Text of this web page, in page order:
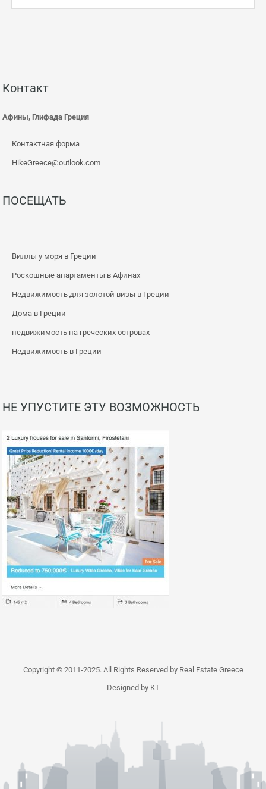
Контакт
Афины, Глифада Греция
Контактная форма
HikeGreece@outlook.com
ПОСЕЩАТЬ
Виллы у моря в Греции
Роскошные апартаменты в Афинах
Недвижимость для золотой визы в Греции
Дома в Греции
недвижимость на греческих островах
Недвижимость в Греции
НЕ УПУСТИТЕ ЭТУ ВОЗМОЖНОСТЬ
Copyright © 2011-2025. All Rights Reserved by Real Estate Greece
Designed by KT